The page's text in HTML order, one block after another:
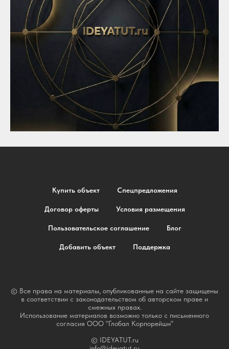
Купить объект Спецпредложения
Договор оферты Условия размещения
Пользовательское соглашение Блог
Добавить объект Поддержка
© Все права на материалы, опубликованные на сайте защищены
в соответствии с законодательством об авторском праве и
смежных правах.
Использование материалов возможно только с письменного
согласия ООО "Глобал Корпорейшн"
© IDEYATUT.ru